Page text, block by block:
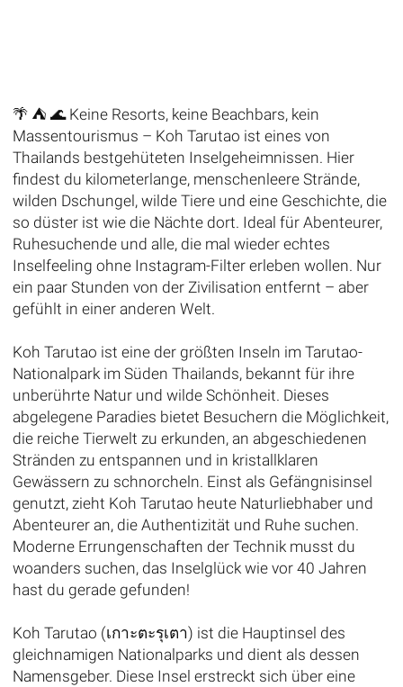
🌴 ⛺️ 🌊 Keine Resorts, keine Beachbars, kein
Massentourismus – Koh Tarutao ist eines von
Thailands bestgehüteten Inselgeheimnissen. Hier
findest du kilometerlange, menschenleere Strände,
wilden Dschungel, wilde Tiere und eine Geschichte, die
so düster ist wie die Nächte dort. Ideal für Abenteurer,
Ruhesuchende und alle, die mal wieder echtes
Inselfeeling ohne Instagram-Filter erleben wollen. Nur
ein paar Stunden von der Zivilisation entfernt – aber
gefühlt in einer anderen Welt.
Koh Tarutao ist eine der größten Inseln im Tarutao-
Nationalpark im Süden Thailands, bekannt für ihre
unberührte Natur und wilde Schönheit. Dieses
abgelegene Paradies bietet Besuchern die Möglichkeit,
die reiche Tierwelt zu erkunden, an abgeschiedenen
Stränden zu entspannen und in kristallklaren
Gewässern zu schnorcheln. Einst als Gefängnisinsel
genutzt, zieht Koh Tarutao heute Naturliebhaber und
Abenteurer an, die Authentizität und Ruhe suchen.
Moderne Errungenschaften der Technik musst du
woanders suchen, das Inselglück wie vor 40 Jahren
hast du gerade gefunden!
Koh Tarutao (เกาะตะรุเตา) ist die Hauptinsel des
gleichnamigen Nationalparks und dient als dessen
Namensgeber. Diese Insel erstreckt sich über eine